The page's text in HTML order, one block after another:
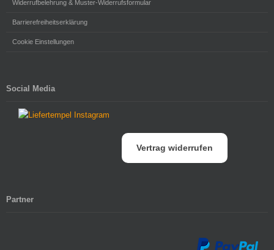
Widerrufbelehrung & Muster-Widerrufsformular
Barrierefreiheitserklärung
Cookie Einstellungen
Social Media
Vertrag widerrufen
Partner